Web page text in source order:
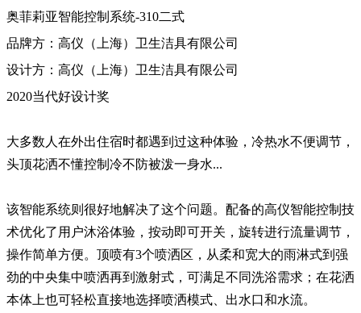
奥菲莉亚智能控制系统-310二式
品牌方：高仪（上海）卫生洁具有限公司
设计方：高仪（上海）卫生洁具有限公司
2020当代好设计奖
大多数人在外出住宿时都遇到过这种体验，冷热水不便调节，
头顶花洒不懂控制冷不防被泼一身水...
该智能系统则很好地解决了这个问题。配备的高仪智能控制技
术优化了用户沐浴体验，按动即可开关，旋转进行流量调节，
操作简单方便。顶喷有3个喷洒区，从柔和宽大的雨淋式到强
劲的中央集中喷洒再到激射式，可满足不同洗浴需求；在花洒
本体上也可轻松直接地选择喷洒模式、出水口和水流。